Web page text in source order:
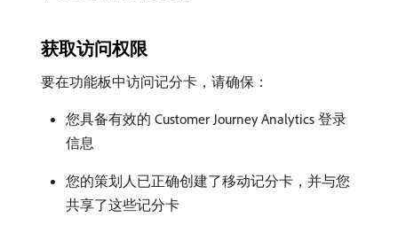
获取访问权限
要在功能板中访问记分卡，请确保：
您具备有效的 Customer Journey Analytics 登录
信息
您的策划人已正确创建了移动记分卡，并与您
共享了这些记分卡